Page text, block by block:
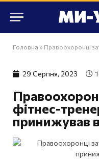
Головна » Правоохоронці
29 Серпня, 2023
фітнес-
принижував